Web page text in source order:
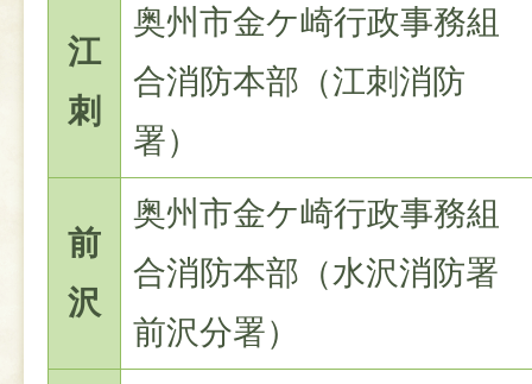
江
刺
奥州市金ケ崎行政事務組
合消防本部（江刺消防
署）
前
沢
奥州市金ケ崎行政事務組
合消防本部（水沢消防署
前沢分署）